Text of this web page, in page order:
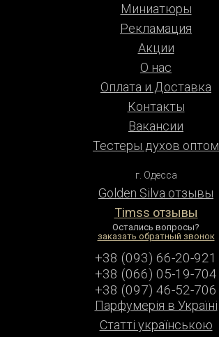
Миниатюры
Рекламация
Акции
О нас
Оплата и Доставка
Контакты
Вакансии
Тестеры духов оптом
г. Одесса
Golden Silva отзывы
Timss отзывы
Остались вопросы?
заказать обратный звонок
+38 (093) 66-20-921
+38 (066) 05-19-704
+38 (097) 46-52-706
Парфумерiя в Українi
Статті українською